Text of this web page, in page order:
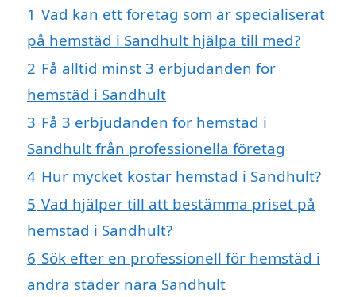
1 Vad kan ett företag som är specialiserat
på hemstäd i Sandhult hjälpa till med?
2 Få alltid minst 3 erbjudanden för
hemstäd i Sandhult
3 Få 3 erbjudanden för hemstäd i
Sandhult från professionella företag
4 Hur mycket kostar hemstäd i Sandhult?
5 Vad hjälper till att bestämma priset på
hemstäd i Sandhult?
6 Sök efter en professionell för hemstäd i
andra städer nära Sandhult